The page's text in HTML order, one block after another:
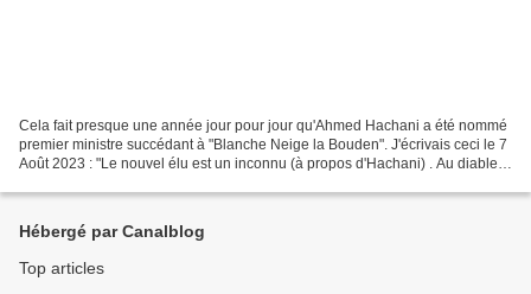
Cela fait presque une année jour pour jour qu'Ahmed Hachani a été nommé
premier ministre succédant à "Blanche Neige la Bouden". J'écrivais ceci le 7
Août 2023 : "Le nouvel élu est un inconnu (à propos d'Hachani) . Au diable
Hébergé par Canalblog
Top articles